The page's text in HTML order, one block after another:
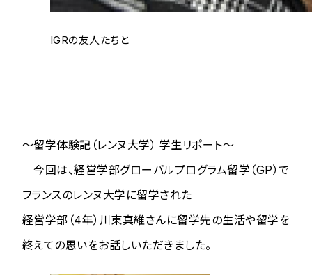
IGRの友人たちと
～留学体験記（レンヌ大学） 学生リポート～
今回は、経営学部グローバルプログラム留学（GP）で
フランスのレンヌ大学に留学された
経営学部（4年）川東真維さんに留学先の生活や留学を
終えての思いをお話しいただきました。